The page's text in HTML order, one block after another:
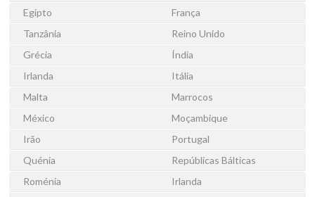
Egipto
França
Tanzânia
Reino Unido
Grécia
Índia
Irlanda
Itália
Malta
Marrocos
México
Moçambique
Irão
Portugal
Quénia
Repúblicas Bálticas
Roménia
Irlanda